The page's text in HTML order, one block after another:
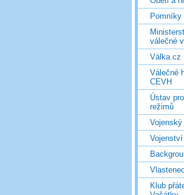
válečné
Válka.cz
Válečné
CEVH
Ústav
režimů
Vojenství
Klub